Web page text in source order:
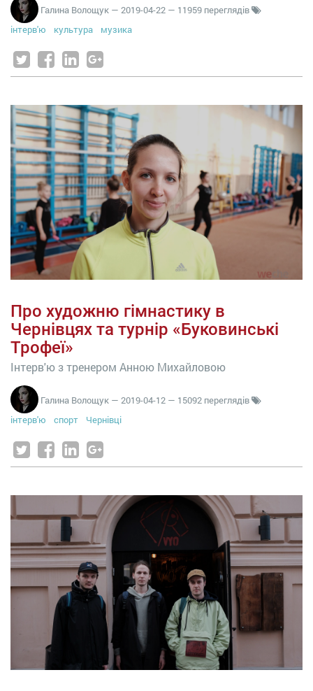
Галина Волощук — 2019-04-22 — 11959 переглядів
інтерв'ю
культура музика
Про художню гімнастику в
Чернівцях та турнір «Буковинські
Трофеї»
Інтерв'ю з тренером Анною Михайловою
Галина Волощук — 2019-04-12 — 15092 переглядів
інтерв'ю
спорт Чернівці